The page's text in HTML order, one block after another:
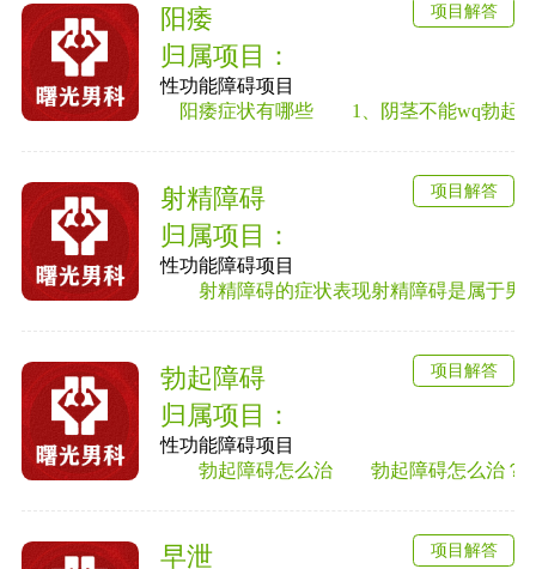
阳痿
归属项目：
性功能障碍项目
阳痿症状有哪些 1、阴茎不能wq勃起或
项目解答
射精障碍
归属项目：
性功能障碍项目
射精障碍的症状表现射精障碍是属于男
项目解答
勃起障碍
归属项目：
性功能障碍项目
勃起障碍怎么治 勃起障碍怎么治？勃
项目解答
早泄 项目解答